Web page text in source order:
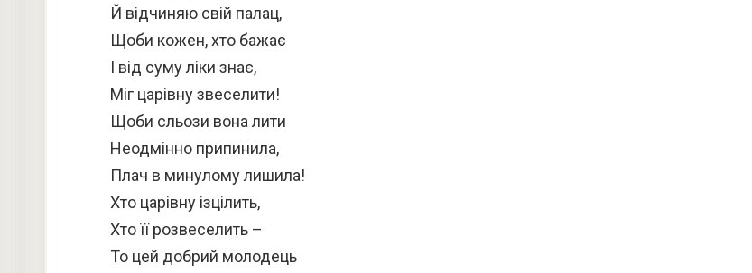
Й відчиняю свій палац,
Щоби кожен, хто бажає
І від суму ліки знає,
Міг царівну звеселити!
Щоби сльози вона лити
Неодмінно припинила,
Плач в минулому лишила!
Хто царівну ізцілить,
Хто її розвеселить –
То цей добрий молодець